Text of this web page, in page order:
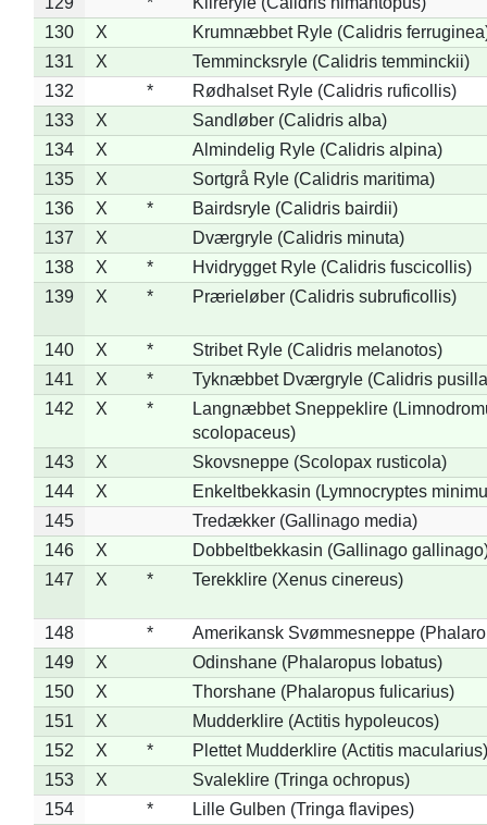
130
X
Krumnæbbet Ryle (Calidris
131
X
Temmincksryle (Calidris temminckii)
132
*
Rødhalset Ryle (Calidris ruficollis)
133
X
Sandløber (Calidris alba)
134
X
Almindelig Ryle (Calidris alpina)
135
X
Sortgrå Ryle (Calidris maritima)
136
X *
Bairdsryle (Calidris bairdii)
137
X
Dværgryle (Calidris minuta)
138
X *
Hvidrygget Ryle (Calidris fuscicollis)
139
X * Prærieløber (Calidris subruficollis)
140 X *
Stribet Ryle (Calidris melanotos)
141
X *
Tyknæbbet Dværgryle (Calidris
142
X *
Langnæbbet Sneppeklire
scolopaceus)
143
X
Skovsneppe (Scolopax rusticola)
144
X
Enkeltbekkasin (Lymnocryptes
145
Tredækker (Gallinago media)
146
X
Dobbeltbekkasin (Gallinago
147
X * Terekklire (Xenus cinereus)
148 *
Amerikansk Svømmesneppe
149
X
Odinshane (Phalaropus lobatus)
150
X
Thorshane (Phalaropus fulicarius)
151
X
Mudderklire (Actitis hypoleucos)
152
X *
Plettet Mudderklire (Actitis macularius)
153
X
Svaleklire (Tringa ochropus)
154
*
Lille Gulben (Tringa flavipes)